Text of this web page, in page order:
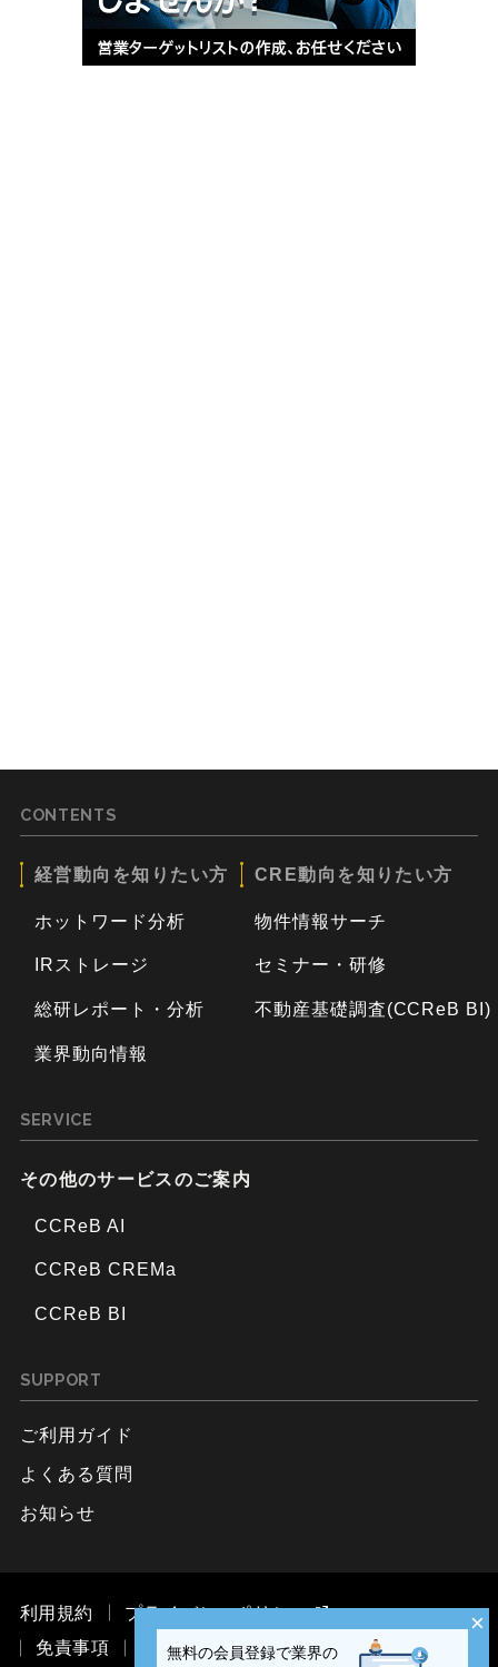
CONTENTS
経営動向を知りたい方
ホットワード分析
IRストレージ
総研レポート・分析
業界動向情報
CRE動向を知りたい方
物件情報サーチ
セミナー・研修
不動産基礎調査(CCReB BI)
SERVICE
その他のサービスのご案内
CCReB AI
CCReB CREMa
CCReB BI
SUPPORT
ご利用ガイド
よくある質問
お知らせ
利用規約
プライバシーポリシー
免責事項
お問い合わせ
×
無料の会員登録で業界の